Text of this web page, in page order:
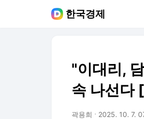
한국경제
"이대리,
속 나선다
곽용희 2025. 10. 7.